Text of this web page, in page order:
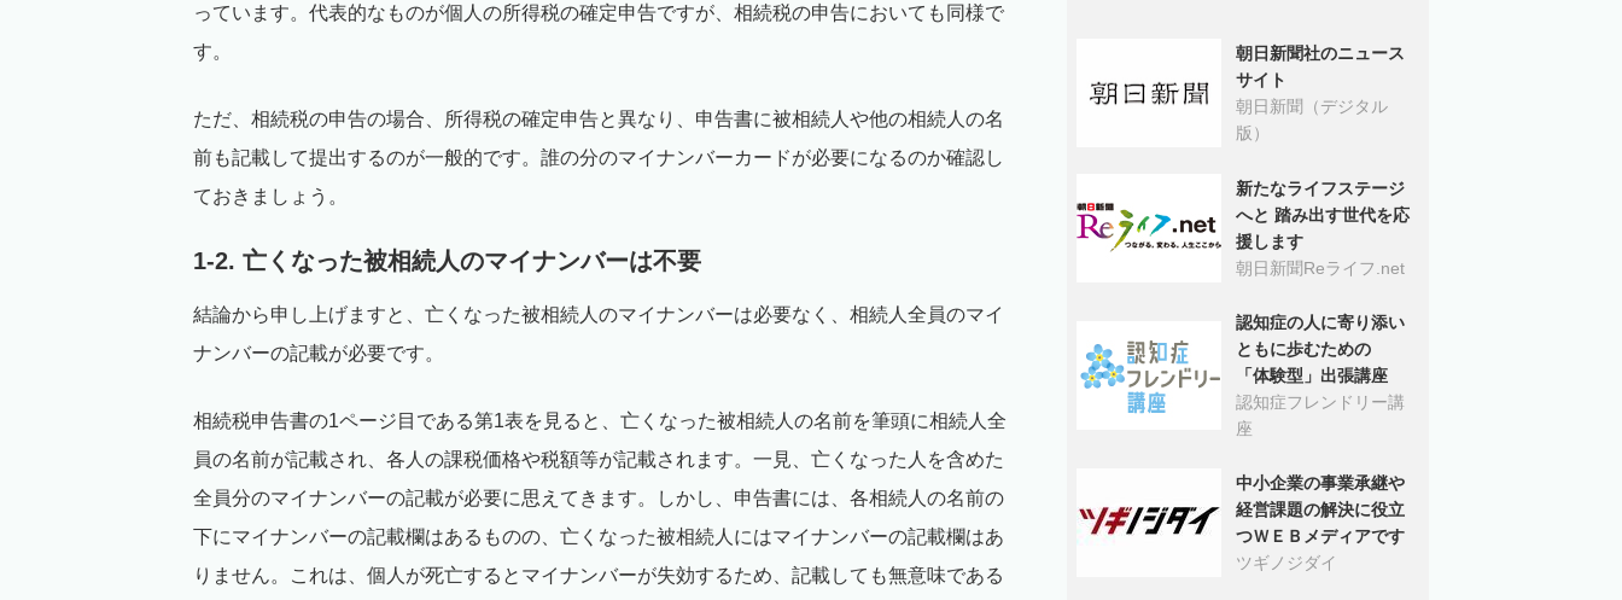
っています。代表的なものが個人の所得税の確定申告ですが、相続税の申告においても同様で
す。
ただ、相続税の申告の場合、所得税の確定申告と異なり、申告書に被相続人や他の相続人の名
前も記載して提出するのが一般的です。誰の分のマイナンバーカードが必要になるのか確認し
ておきましょう。
1-2. 亡くなった被相続人のマイナンバーは不要
結論から申し上げますと、亡くなった被相続人のマイナンバーは必要なく、相続人全員のマイ
ナンバーの記載が必要です。
相続税申告書の1ページ目である第1表を見ると、亡くなった被相続人の名前を筆頭に相続人全
員の名前が記載され、各人の課税価格や税額等が記載されます。一見、亡くなった人を含めた
全員分のマイナンバーの記載が必要に思えてきます。しかし、申告書には、各相続人の名前の
下にマイナンバーの記載欄はあるものの、亡くなった被相続人にはマイナンバーの記載欄はあ
りません。これは、個人が死亡するとマイナンバーが失効するため、記載しても無意味である
朝日新聞社のニュース
サイト
朝日新聞（デジタル
版）
新たなライフステージ
へと 踏み出す世代を応
援します
朝日新聞Reライフ.net
認知症の人に寄り添い
ともに歩むための
「体験型」出張講座
認知症フレンドリー講
座
中小企業の事業承継や
経営課題の解決に役立
つＷＥＢメディアです
ツギノジダイ